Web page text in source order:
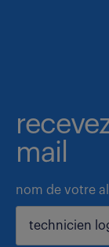
mail
nom de votre